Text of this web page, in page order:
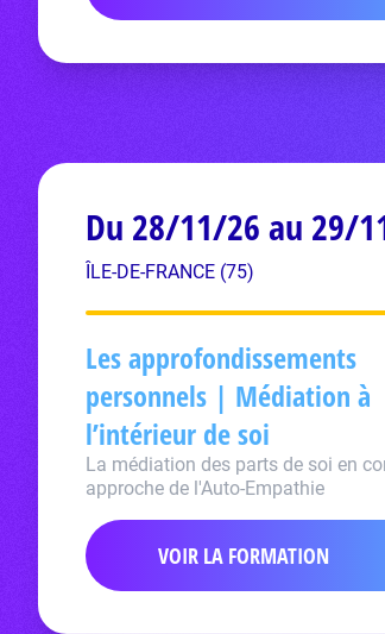
Du 28/11/26 au 29/
ÎLE-DE-FRANCE (75)
Les approfondissements
personnels | Médiation à
l’intérieur de soi
La médiation des parts de soi en
approche de l'Auto-Empathie
VOIR LA FORMATION